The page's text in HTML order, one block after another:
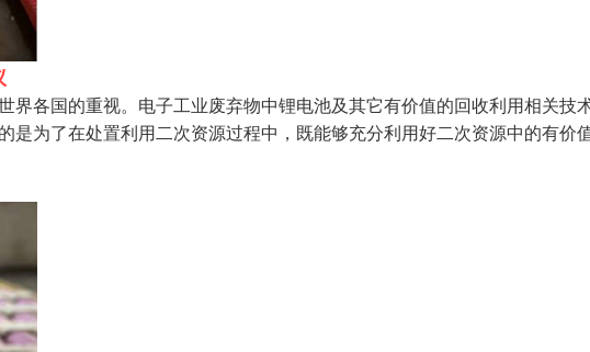
界各国的重视。电子工业废弃物中锂电池及其它有价值的回收利用相关技
是为了在处置利用二次资源过程中，既能够充分利用好二次资源中的有价